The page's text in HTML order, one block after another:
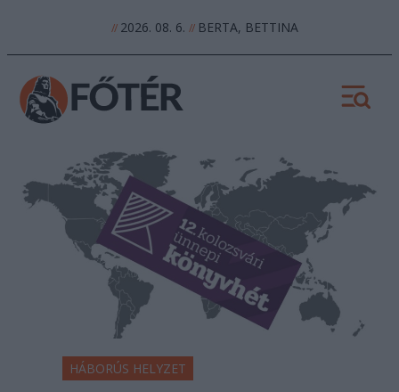
//2026. 08. 6. //BERTA, BETTINA
HÁBORÚS HELYZET